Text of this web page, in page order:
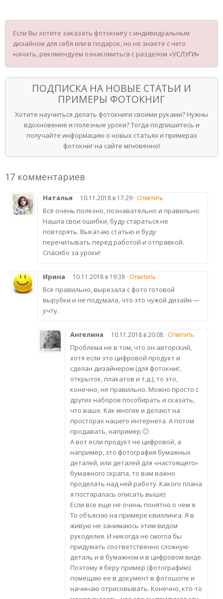
Если Вы хотите заказать фотокнигу с индивидуальным
дизайном для себя или в подарок, но не знаете с чего
начать, рекомендуем ознакомиться с разделом «УСЛУГИ»
ПОДПИСКА НА НОВЫЕ СТАТЬИ И
ПРИМЕРЫ ФОТОКНИГ
Хотите научиться делать фотокниги своими руками? Нужны
вдохновение и полезные уроки? Тогда подпишитесь и
получайте информацию о новых статьях и примерах
фотокниг на сайте мгновенно!
17 комментариев
Наталья 10.11.2018 в 17:29 · Ответить
Всё очень полезно, познавательно и правильно.
Нашла свои ошибки, буду стараться не
повторять. Выкатаю статью и буду
перечитывать перед работой и отправкой.
Спасибо за уроки!
Ирина 10.11.2018 в 19:38 · Ответить
Все правильно, вырезала с фото готовой
вырубки и не подумала, что это чужой дизайн —
учту.
Ангелина 10.11.2018 в 20:08 · Ответить
Проблема не в том, что он авторский,
хотя если это цифровой продукт и
сделан дизайнером (для фотокниг,
открыток, плакатов и т.д.), то это,
конечно, не правильно. Можно просто с
других наборов пособирать и сказать,
что ваше. Как многие и делают на
просторах нашего интернета. А потом
продавать, например 🙂
А вот если продукт не цифровой, а
например, это фотография бумажных
деталей, или деталей для «настоящего»
бумажного скрапа, то вам важно
проделать над ней работу. Какого плана
я постаралась описать выше)
Если все еще не очень понятно о чем я.
То объясню на примере квиллинга. Я в
живую не занимаюсь этим видом
рукоделия. И никогда не смогла бы
придумать соответственно сложную
деталь и в бумажном и в цифровом виде.
Поэтому я беру пример (фотографию)
помещаю ее в документ в фотошопе и
начинаю отрисовывать. Конечно, кто-то